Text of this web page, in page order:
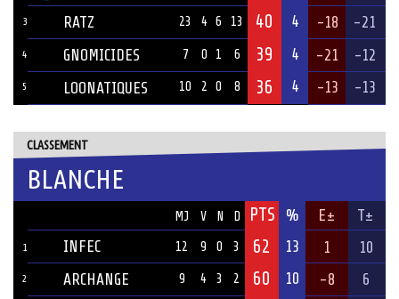
3 RATZ 23 4 6 13 40 4 -18 -21
4 GNOMICIDES 7 0 1 6 39 4 -21 -12
5 LOONATIQUES 10 2 0 8 36 4 -13 -13
CLASSEMENT
BLANCHE
MJ V N D PTS % E± T±
1 INFEC 12 9 0 3 62 13 1 10
2 ARCHANGE 9 4 3 2 60 10 -8 6